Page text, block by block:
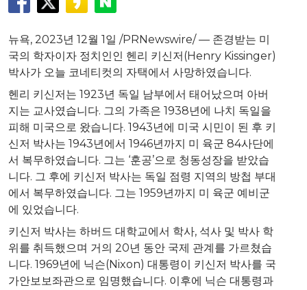
뉴욕, 2023년 12월 1일 /PRNewswire/ — 존경받는 미
국의 학자이자 정치인인 헨리 키신저(Henry Kissinger)
박사가 오늘 코네티컷의 자택에서 사망하였습니다.
헨리 키신저는 1923년 독일 남부에서 태어났으며 아버
지는 교사였습니다. 그의 가족은 1938년에 나치 독일을
피해 미국으로 왔습니다. 1943년에 미국 시민이 된 후 키
신저 박사는 1943년에서 1946년까지 미 육군 84사단에
서 복무하였습니다. 그는 ‘훈공’으로 청동성장을 받았습
니다. 그 후에 키신저 박사는 독일 점령 지역의 방첩 부대
에서 복무하였습니다. 그는 1959년까지 미 육군 예비군
에 있었습니다.
키신저 박사는 하버드 대학교에서 학사, 석사 및 박사 학
위를 취득했으며 거의 20년 동안 국제 관계를 가르쳤습
니다. 1969년에 닉슨(Nixon) 대통령이 키신저 박사를 국
가안보보좌관으로 임명했습니다. 이후에 닉슨 대통령과